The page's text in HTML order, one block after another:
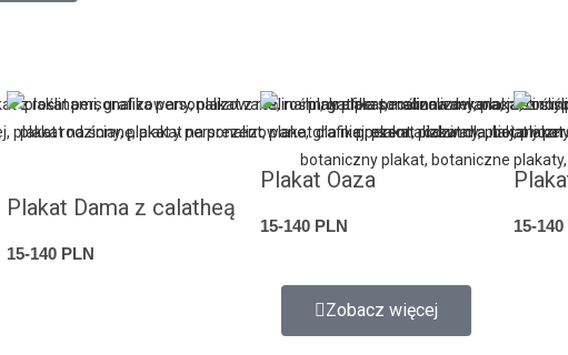
Plakat Dama z calatheą
15-140 PLN
Plakat Oaza
15-140 PLN 15-
Zobacz więcej